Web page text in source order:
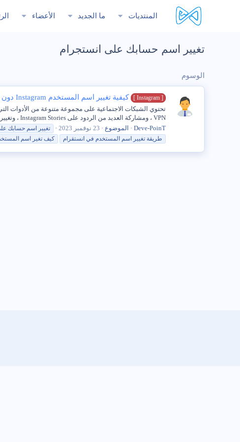
المنتديات ما الجديد الأعضاء
تغيير اسم حسابك على انستجرام
الوسوم
[ Instagram ] كيفية تغيير اسم المستخدم Instagram دون انتظار 14 يومًا
VPN ، ومشاركة العديد من الردود على Instagram Stories ، وتغيير اسمي أو صورة ملفي الشخصي، من بين أشياء أخرى. ومع...
Deve-PoinT
الموضوع 23 نوفمبر 2023 تغيير اسم حسابك
طريقة تغيير اسم المستخدم في انستقرام كيف تغير اسم